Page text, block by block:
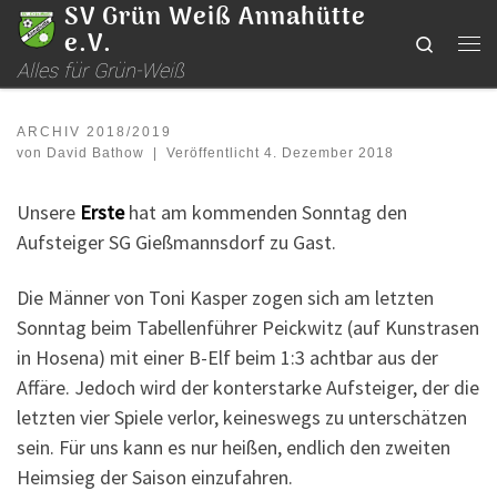
Zum Inhalt springen
SV Grün Weiß Annahütte
e.V.
Alles für Grün-Weiß
Search
ARCHIV 2018/2019
von David Bathow Veröffentlicht 4. Dezember 2018
Unsere Erstehat am kommenden Sonntag den
Aufsteiger SG Gießmannsdorf zu Gast.
Die Männer von Toni Kasper zogen sich am letzten
Sonntag beim Tabellenführer Peickwitz (auf Kunstrasen
in Hosena) mit einer B-Elf beim 1:3 achtbar aus der
Affäre. Jedoch wird der konterstarke Aufsteiger, der die
letzten vier Spiele verlor, keineswegs zu unterschätzen
sein. Für uns kann es nur heißen, endlich den zweiten
Heimsieg der Saison einzufahren.